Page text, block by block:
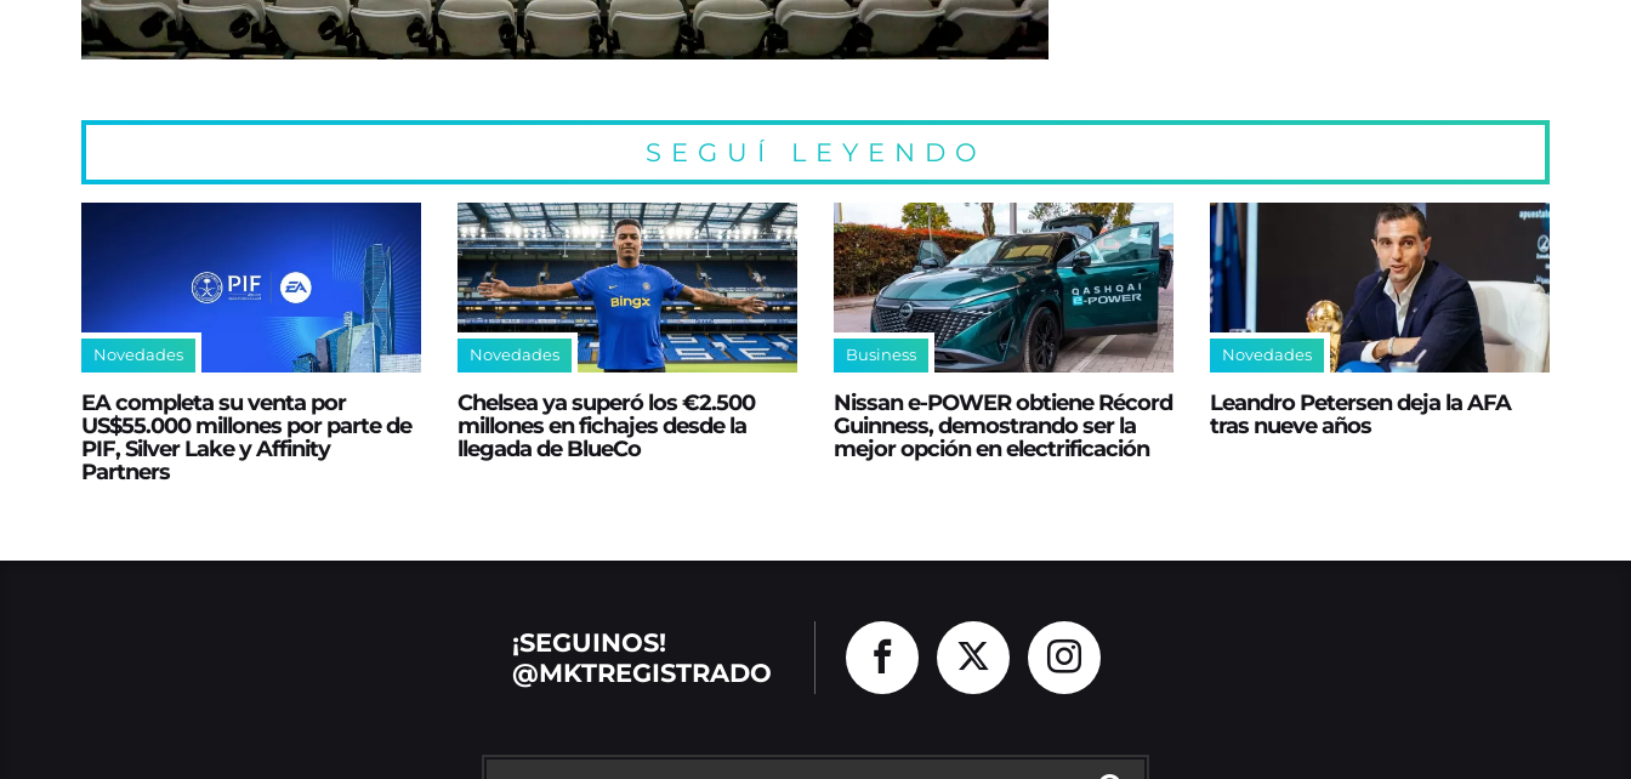
SEGUÍ LEYENDO
Novedades
EA completa su venta por
US$55.000 millones por parte de
PIF, Silver Lake y Affinity
Partners
Novedades
Chelsea ya superó los €2.500
millones en fichajes desde la
llegada de BlueCo
Business
Nissan e‑POWER obtiene Récord
Guinness, demostrando ser la
mejor opción en electrificación
Novedades
Leandro Petersen deja la AFA
tras nueve años
¡SEGUINOS!
@MKTREGISTRADO